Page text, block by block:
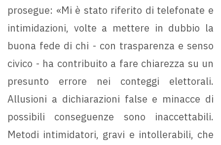
prosegue: «Mi è stato riferito di telefonate e
intimidazioni, volte a mettere in dubbio la
buona fede di chi - con trasparenza e senso
civico - ha contribuito a fare chiarezza su un
presunto errore nei conteggi elettorali.
Allusioni a dichiarazioni false e minacce di
possibili conseguenze sono inaccettabili.
Metodi intimidatori, gravi e intollerabili, che